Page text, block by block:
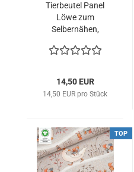
Tierbeutel Panel
Löwe zum
Selbernähen,
14,50 EUR
14,50 EUR pro Stück
TOP